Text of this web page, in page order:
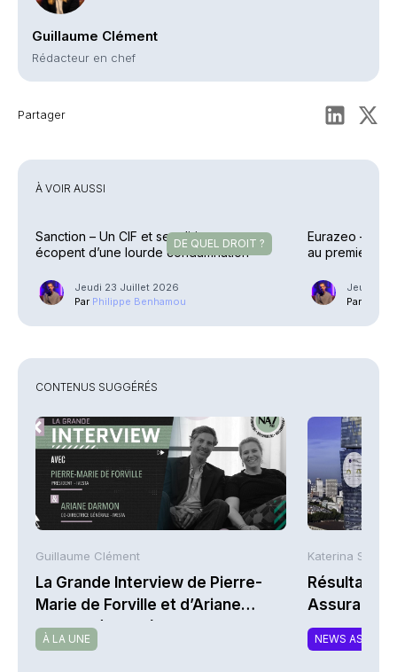
Guillaume Clément
Rédacteur en chef
Partager
À VOIR AUSSI
DE QUEL DROIT ?
Sanction – Un CIF et ses dirigeants
écopent d’une lourde condamnation
Jeudi 23 Juillet 2026
Par Philippe Benhamou
Eurazeo –
au premier
Jeudi 23
Par
CONTENUS SUGGÉRÉS
Guillaume Clément
La Grande Interview de Pierre-
Marie de Forville et d’Ariane
Darmon (Ivesta)
À LA UNE
Katerina
Résultats
NEWS